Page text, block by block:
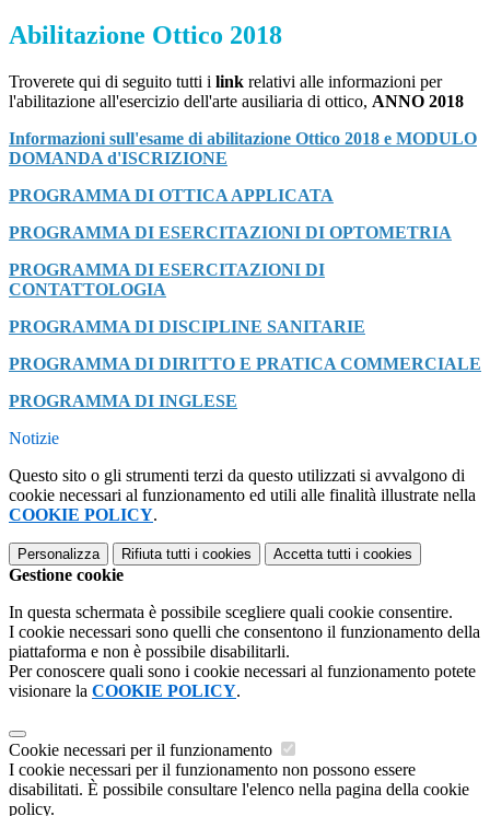
Abilitazione Ottico 2018
Troverete qui di seguito tutti i link relativi alle informazioni per
l'abilitazione all'esercizio dell'arte ausiliaria di ottico, ANNO 2018
Informazioni sull'esame di abilitazione Ottico 2018 e MODULO
DOMANDA d'ISCRIZIONE
PROGRAMMA DI OTTICA APPLICATA
PROGRAMMA DI ESERCITAZIONI DI OPTOMETRIA
PROGRAMMA DI ESERCITAZIONI DI
CONTATTOLOGIA
PROGRAMMA DI DISCIPLINE SANITARIE
PROGRAMMA DI DIRITTO E PRATICA COMMERCIALE
PROGRAMMA DI INGLESE
Notizie
Questo sito o gli strumenti terzi da questo utilizzati si avvalgono di
cookie necessari al funzionamento ed utili alle finalità illustrate nella
COOKIE POLICY.
Personalizza Rifiuta tutti i cookies Accetta tutti i cookies
Gestione cookie
In questa schermata è possibile scegliere quali cookie consentire.
I cookie necessari sono quelli che consentono il funzionamento della
piattaforma e non è possibile disabilitarli.
Per conoscere quali sono i cookie necessari al funzionamento potete
visionare la COOKIE POLICY.
Cookie necessari per il funzionamento
I cookie necessari per il funzionamento non possono essere
disabilitati. È possibile consultare l'elenco nella pagina della cookie
policy.